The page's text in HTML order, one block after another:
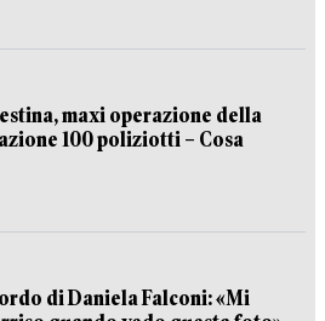
maxi operazione della
100 poliziotti – Cosa
di Daniela Falconi: «Mi